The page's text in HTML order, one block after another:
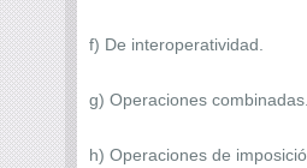
f) De interoperatividad.
g) Operaciones combinadas.
h) Operaciones de